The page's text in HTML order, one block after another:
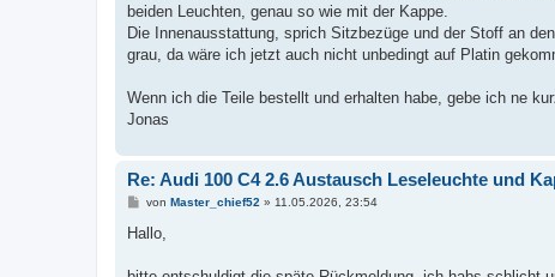
beiden Leuchten, genau so wie mit der Kappe.
Die Innenausstattung, sprich Sitzbezüge und der Stoff an
grau, da wäre ich jetzt auch nicht unbedingt auf Platin
Wenn ich die Teile bestellt und erhalten habe, gebe ich ne
Jonas
Re: Audi 100 C4 2.6 Austausch Leseleuchte und
B
i
a
von Master_chief52» 11.05.2026, 23:54
Hallo,